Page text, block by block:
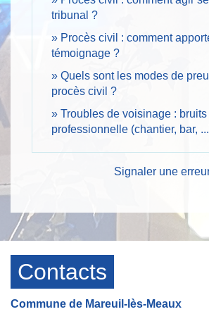
tribunal ?
Procès civil : comment
témoignage ?
Quels sont les modes de
procès civil ?
Troubles de voisinage :
professionnelle (chantier, bar,
Signaler une
Contacts
Commune de Mareuil-lès-Meaux